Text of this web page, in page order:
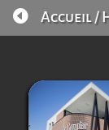
Culture
 Accueil /